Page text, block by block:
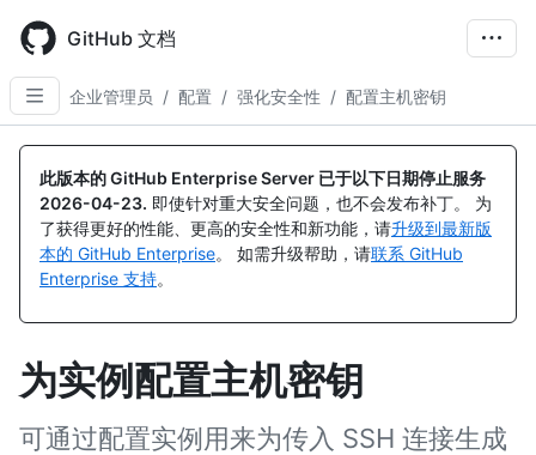
main
content
GitHub 文档
企业管理员 / 配置 / 强化安全性 / 配置主机密钥
此版本的 GitHub Enterprise Server 已于以下日期停止服务
2026-04-23. 即使针对重大安全问题，也不会发布补丁。 为
了获得更好的性能、更高的安全性和新功能，请升级到最新版
本的 GitHub Enterprise。 如需升级帮助，请联系 GitHub
Enterprise 支持。
为实例配置主机密钥
可通过配置实例用来为传入 SSH 连接生成